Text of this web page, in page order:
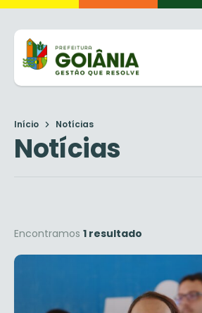
Início Notícias
Notícias
Encontramos 1 resultado